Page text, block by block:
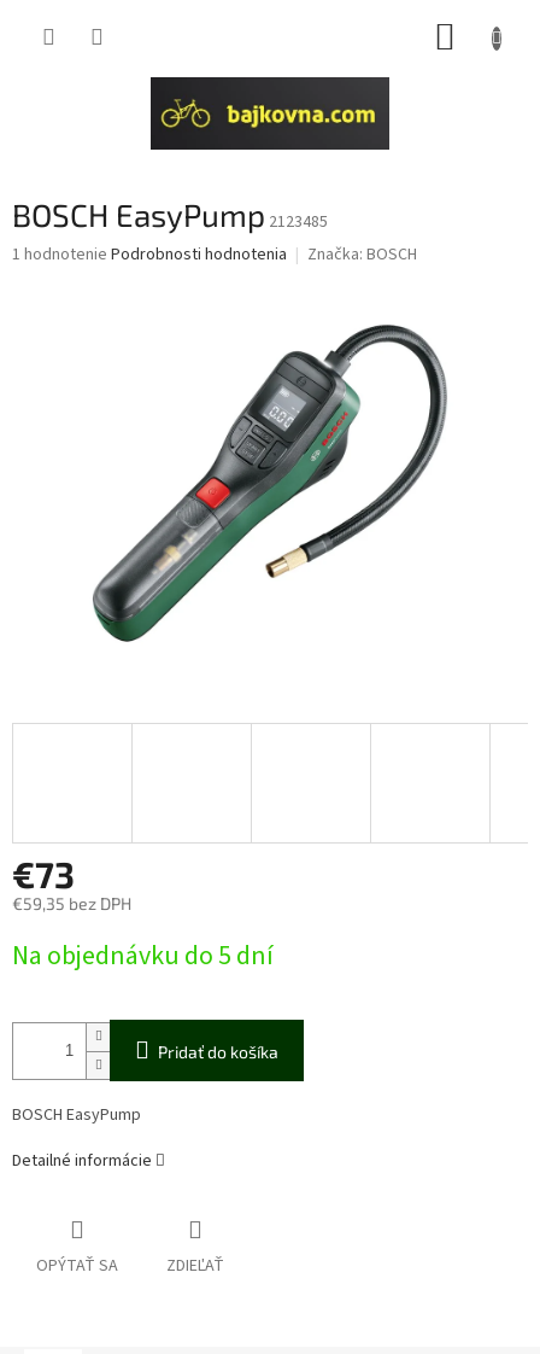
BOSCH EasyPump 2123485
Priemerné
1 hodnotenie Podrobnosti hodnotenia Značka: BOSCH
€73
€59,35 bez DPH
cena:
Na objednávku do 5 dní
Pridať do košíka
BOSCH EasyPump
Detailné informácie
OPÝTAŤ SA ZDIEĽAŤ